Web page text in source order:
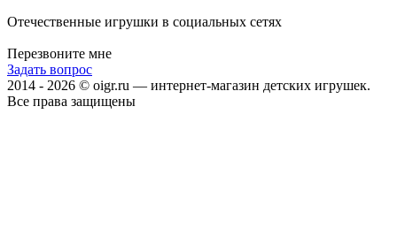
Отечественные игрушки в социальных сетях
Перезвоните мне
Задать вопрос
2014 - 2026 © oigr.ru — интернет-магазин детских игрушек.
Все права защищены